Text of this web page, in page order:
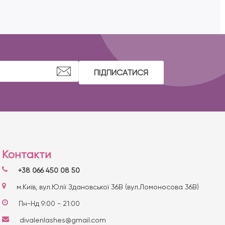
ПІДПИСАТИСЯ
Контакти
+38 066 450 08 50
м.Київ, вул.Юлії Здановської 36В (вул.Ломоносова 36В)
Пн-Нд 9:00 - 21:00
divalenlashes@gmail.com